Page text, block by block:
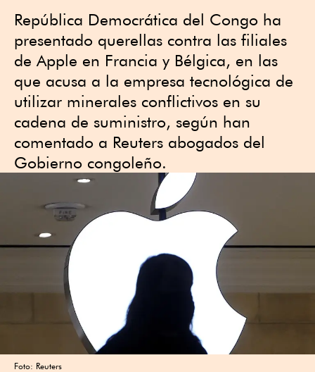
República Democrática del Congo ha
presentado querellas contra las filiales
de Apple en Francia y Bélgica, en las
que acusa a la empresa tecnológica de
utilizar minerales conflictivos en su
cadena de suministro, según han
comentado a Reuters abogados del
Gobierno congoleño.
Foto: Reuters